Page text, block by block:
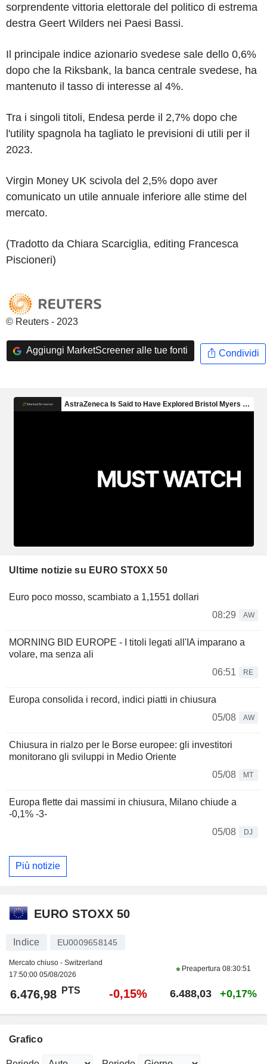
sorprendente vittoria elettorale del politico di estrema
destra Geert Wilders nei Paesi Bassi.
Il principale indice azionario svedese sale dello 0,6%
dopo che la Riksbank, la banca centrale svedese, ha
mantenuto il tasso di interesse al 4%.
Tra i singoli titoli, Endesa perde il 2,7% dopo che
l'utility spagnola ha tagliato le previsioni di utili per il
2023.
Virgin Money UK scivola del 2,5% dopo aver
comunicato un utile annuale inferiore alle stime del
mercato.
(Tradotto da Chiara Scarciglia, editing Francesca
Piscioneri)
© Reuters - 2023
Aggiungi MarketScreener alle tue fonti Condividi
Ultime notizie su EURO STOXX 50
Euro poco mosso, scambiato a 1,1551 dollari
08:29
AW
MORNING BID EUROPE - I titoli legati all'IA imparano a
volare, ma senza ali
06:51
RE
Europa consolida i record, indici piatti in chiusura
05/08
AW
Chiusura in rialzo per le Borse europee: gli investitori
monitorano gli sviluppi in Medio Oriente
05/08
MT
Europa flette dai massimi in chiusura, Milano chiude a
-0,1% -3-
05/08
DJ
Più notizie
EURO STOXX 50
Indice EU0009658145
Mercato chiuso - Switzerland
17:50:00 05/08/2026
Preapertura 08:30:51
6.476,98 PTS -0,15% 6.488,03 +0,17%
Grafico